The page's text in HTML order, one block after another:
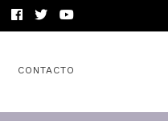
CONTACTO